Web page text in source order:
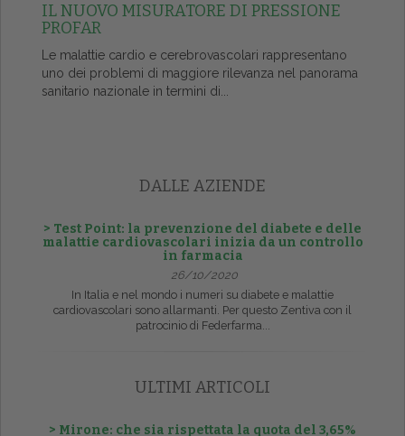
IL NUOVO MISURATORE DI PRESSIONE
PROFAR
Le malattie cardio e cerebrovascolari rappresentano
uno dei problemi di maggiore rilevanza nel panorama
sanitario nazionale in termini di...
DALLE AZIENDE
> Test Point: la prevenzione del diabete e delle
malattie cardiovascolari inizia da un controllo
in farmacia
26/10/2020
In Italia e nel mondo i numeri su diabete e malattie
cardiovascolari sono allarmanti. Per questo Zentiva con il
patrocinio di Federfarma...
ULTIMI ARTICOLI
> Mirone: che sia rispettata la quota del 3,65%